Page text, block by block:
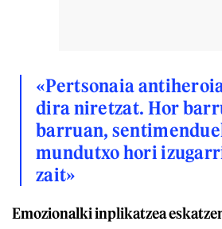
«Pertsonaia
dira niretzat. Hor
barruan,
mundutxo hori
zait»
Emozionalki inplikatzea